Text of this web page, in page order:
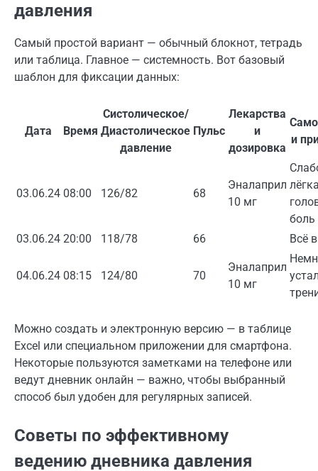
давления
Самый простой вариант — обычный блокнот, тетрадь
или таблица. Главное — системность. Вот базовый
шаблон для фиксации данных:
Дата Время
Систолическое/
Диастолическое
давление
Пульс
Лекарства
и
дозировка
и
03.06.24 08:00 126/82 68
Эналаприл
10 мг
боль
03.06.24 20:00 118/78 66 Всё
04.06.24 08:15 124/80 70
Эналаприл
10 мг
Можно создать и электронную версию — в таблице
Excel или специальном приложении для смартфона.
Некоторые пользуются заметками на телефоне или
ведут дневник онлайн — важно, чтобы выбранный
способ был удобен для регулярных записей.
Советы по эффективному
ведению дневника давления